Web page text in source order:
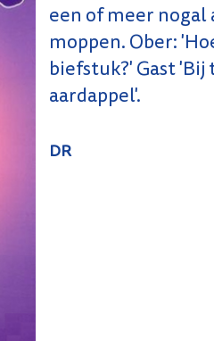
een of meer nogal
moppen. Ober:
biefstuk?' Gast
aardappel'.
DR